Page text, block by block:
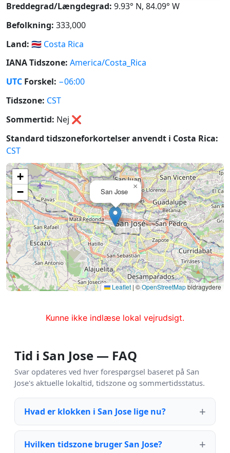
Breddegrad/Længdegrad: 9.93° N, 84.09° W
Befolkning: 333,000
Land: 🇨🇷 Costa Rica
IANA Tidszone: America/Costa_Rica
UTC Forskel: −06:00
Tidszone: CST
Sommertid: Nej ❌
Standard tidszoneforkortelser anvendt i Costa Rica:
CST
San Jose
×
+
−
Leaflet | ©OpenStreetMapbidragydere
Kunne ikke indlæse lokal vejrudsigt.
Tid i San Jose — FAQ
Svar opdateres ved hver forespørgsel baseret på San
Jose's aktuelle lokaltid, tidszone og sommertidsstatus.
Hvad er klokken i San Jose lige nu?
Hvilken tidszone bruger San Jose?